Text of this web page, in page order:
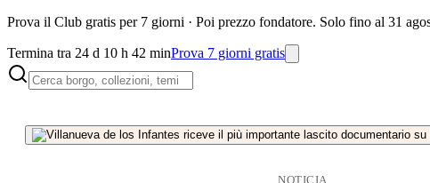
Prova il Club gratis per 7 giorni · Poi prezzo fondatore. Solo fino al 31
Termina tra 24 d 10 h 42 minProva 7 giorni gratis
NOTICIA